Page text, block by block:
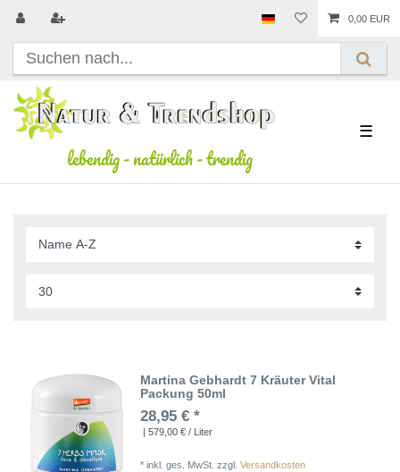
0,00 EUR
lebendig-natürlich-trendig
☰
Martina Gebhardt 7 Kräuter Vital
Packung 50ml
28,95 € *
| 579,00 € / Liter
*inkl. ges. MwSt. zzgl.Versandkosten